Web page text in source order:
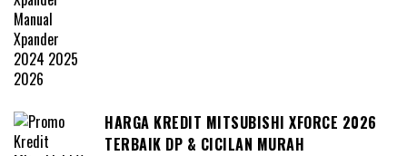
HARGA KREDIT MITSUBISHI XFORCE 2026
TERBAIK DP & CICILAN MURAH